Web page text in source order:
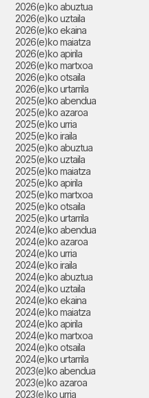
2026(e)ko abuztua
2026(e)ko uztaila
2026(e)ko ekaina
2026(e)ko maiatza
2026(e)ko apirila
2026(e)ko martxoa
2026(e)ko otsaila
2026(e)ko urtarrila
2025(e)ko abendua
2025(e)ko azaroa
2025(e)ko urria
2025(e)ko iraila
2025(e)ko abuztua
2025(e)ko uztaila
2025(e)ko maiatza
2025(e)ko apirila
2025(e)ko martxoa
2025(e)ko otsaila
2025(e)ko urtarrila
2024(e)ko abendua
2024(e)ko azaroa
2024(e)ko urria
2024(e)ko iraila
2024(e)ko abuztua
2024(e)ko uztaila
2024(e)ko ekaina
2024(e)ko maiatza
2024(e)ko apirila
2024(e)ko martxoa
2024(e)ko otsaila
2024(e)ko urtarrila
2023(e)ko abendua
2023(e)ko azaroa
2023(e)ko urria